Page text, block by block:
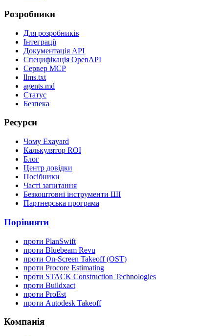
Розробники
Для розробників
Інтеграції
Документація API
Специфікація OpenAPI
Сервер MCP
llms.txt
agents.md
Статус
Безпека
Ресурси
Чому Exayard
Калькулятор ROI
Блог
Центр довідки
Посібники
Часті запитання
Безкоштовні інструменти ШІ
Партнерська програма
Порівняти
проти PlanSwift
проти Bluebeam Revu
проти On-Screen Takeoff (OST)
проти Procore Estimating
проти STACK Construction Technologies
проти Buildxact
проти ProEst
проти Autodesk Takeoff
Компанія